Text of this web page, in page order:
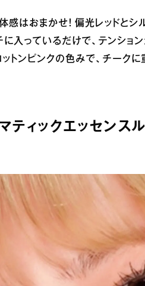
感はおまかせ！ 偏光レッドと
に入っているだけで、テンショ
トンピンクの色みで、チークに
マティックエッセンス